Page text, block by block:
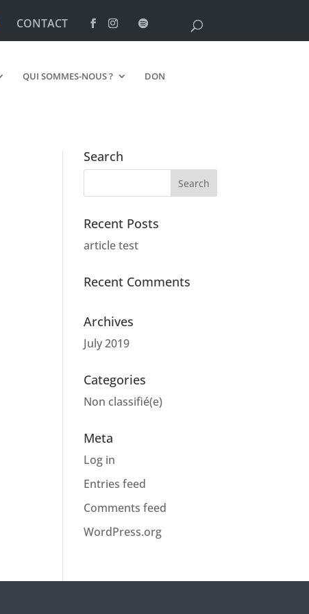
CONTACT
QUI SOMMES-NOUS ? DON
Search
Recent Posts
article test
Recent Comments
Archives
July 2019
Categories
Non classifié(e)
Meta
Log in
Entries feed
Comments feed
WordPress.org